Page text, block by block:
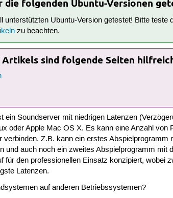
folgenden Ubuntu-Versionen
unterstützten Ubuntu-Version getestet! Bitte
zu beachten.
Artikels sind folgende Seiten
Soundserver mit niedrigen Latenzen
oder Apple Mac OS X. Es kann eine Anzahl von
verbinden. Z.B. kann ein erstes
und auch noch ein zweites Abspielprogramm mit
für den professionellen Einsatz konzipiert, wobei
Latenzen.
auf anderen Betriebssystemen?